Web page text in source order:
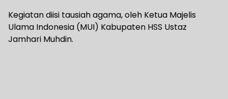
Kegiatan diisi tausiah agama, oleh Ketua Majelis
Ulama Indonesia (MUI) Kabupaten HSS Ustaz
Jamhari Muhdin.